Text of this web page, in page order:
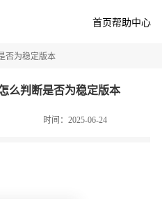
首页帮助中心
否为稳定版本
么判断是否为稳定版本
时间：2025-06-24